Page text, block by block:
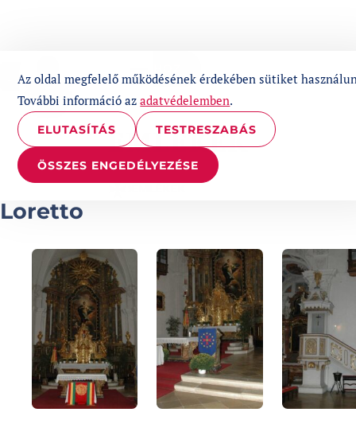
Az oldal megfelelő működésének érdekében sütiket
További információ azadatvédelemben.
ELUTASÍTÁS TESTRESZABÁS
ÖSSZES ENGEDÉLYEZÉSE
1%
EMLÉKEK
Loretto